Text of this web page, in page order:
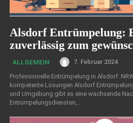
Alsdorf Entrümpelung:
zuverlässig zum
ALLGEMEIN
7. Februar 2024
Professionelle Entrümpelung in Alsdorf:
kompetente Lösungen Alsdorf
und Umgebung gibt es eine wachsende
Entrümpelungsdiensten,...